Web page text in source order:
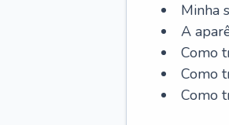
Minha
A
Como
Como
Como